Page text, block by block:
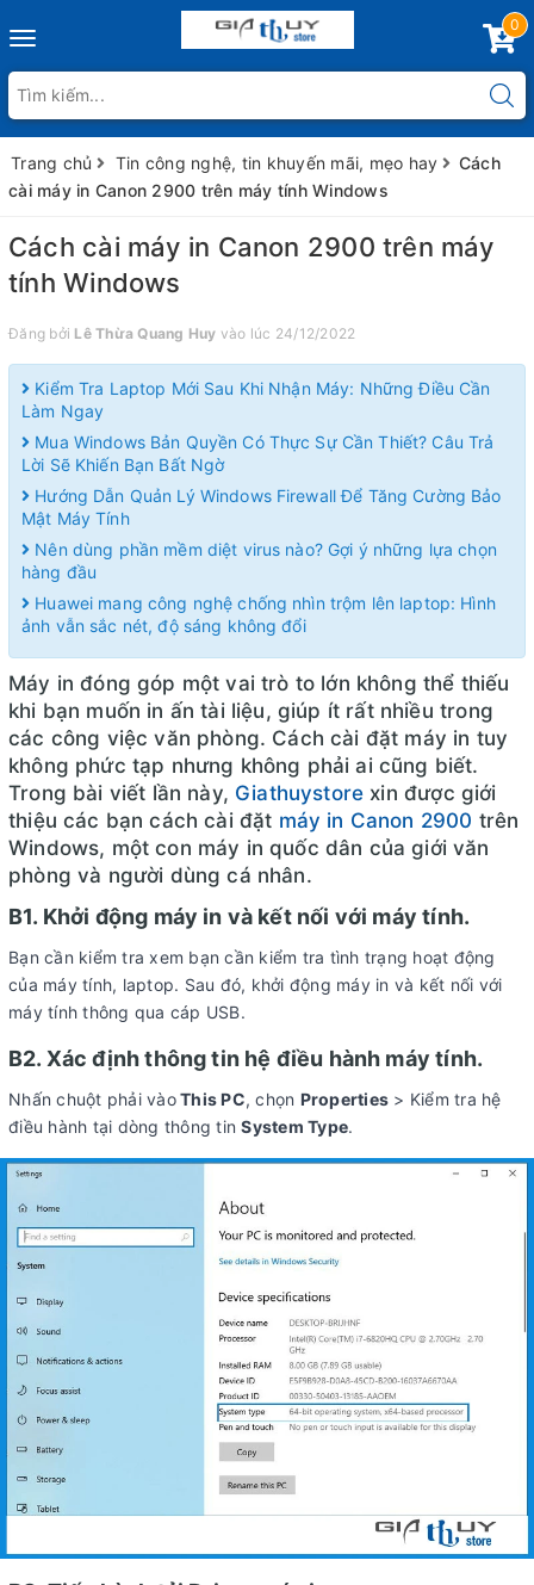
Toggle
0
Trang chủ Tin công nghệ, tin khuyến mãi, mẹo hay
Cách
cài máy in Canon 2900 trên máy tính Windows
Cách cài máy in Canon 2900 trên máy
tính Windows
Đăng bởi Lê Thừa Quang Huy vào lúc 24/12/2022
Kiểm Tra Laptop Mới Sau Khi Nhận Máy: Những Điều Cần
Làm Ngay
Mua Windows Bản Quyền Có Thực Sự Cần Thiết? Câu Trả
Lời Sẽ Khiến Bạn Bất Ngờ
Hướng Dẫn Quản Lý Windows Firewall Để Tăng Cường Bảo
Mật Máy Tính
Nên dùng phần mềm diệt virus nào? Gợi ý những lựa chọn
hàng đầu
Huawei mang công nghệ chống nhìn trộm lên laptop: Hình
ảnh vẫn sắc nét, độ sáng không đổi
Máy in đóng góp một vai trò to lớn không thể thiếu
khi bạn muốn in ấn tài liệu, giúp ít rất nhiều trong
các công việc văn phòng. Cách cài đặt máy in tuy
không phức tạp nhưng không phải ai cũng biết.
Trong bài viết lần này, Giathuystorexin được giới
thiệu các bạn cách cài đặt máy in Canon 2900 trên
Windows, một con máy in quốc dân của giới văn
phòng và người dùng cá nhân.
B1. Khởi động máy in và kết nối với máy tính.
Bạn cần kiểm tra xem bạn cần kiểm tra tình trạng hoạt động
của máy tính, laptop. Sau đó, khởi động máy in và kết nối với
máy tính thông qua cáp USB.
B2. Xác định thông tin hệ điều hành máy tính.
Nhấn chuột phải vàoThis PC, chọn Properties > Kiểm tra hệ
điều hành tại dòng thông tinSystem Type.